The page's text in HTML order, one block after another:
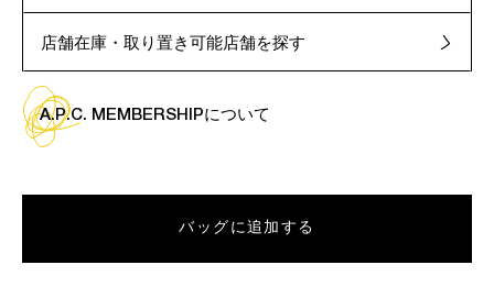
店舗在庫・取り置き可能店舗を探す
A.P.C. MEMBERSHIPについて
バッグに追加する